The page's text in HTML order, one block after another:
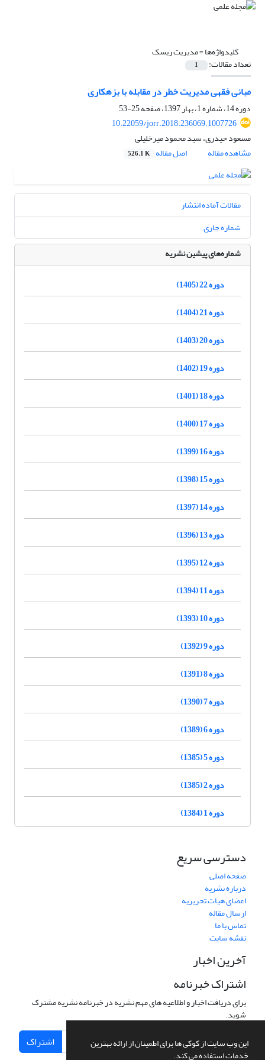
این وب سایت از کوکی ها برای اطمینان از ارائه بهترین
خدمات استفاده می کند.
کلیدواژه‌ها =مدیریت ریسک
تعداد مقالات: 1
مبانی فقهی مدیریت خطر در مقابله با بزهکاری
دوره 14، شماره 1، بهار 1397، صفحه
25-53
10.22059/jorr.2018.236069.1007726
مسعود حیدری، سید محمود میرخلیلی
مشاهده مقاله
اصل مقاله 526.1 K
مقالات آماده انتشار
شماره جاری
شماره‌های پیشین نشریه
دوره 22 (1405)
دوره 21 (1404)
دوره 20 (1403)
دوره 19 (1402)
دوره 18 (1401)
دوره 17 (1400)
دوره 16 (1399)
دوره 15 (1398)
دوره 14 (1397)
دوره 13 (1396)
دوره 12 (1395)
دوره 11 (1394)
دوره 10 (1393)
دوره 9 (1392)
دوره 8 (1391)
دوره 7 (1390)
دوره 6 (1389)
دوره 5 (1385)
دوره 2 (1385)
دوره 1 (1384)
دسترسی سریع
صفحه اصلی
درباره نشریه
اعضای هیات تحریریه
ارسال مقاله
تماس با ما
نقشه سایت
آخرین اخبار
اشتراک خبرنامه
برای دریافت اخبار و اطلاعیه های مهم نشریه در خبرنامه نشریه مشترک
شوید.
اشتراک